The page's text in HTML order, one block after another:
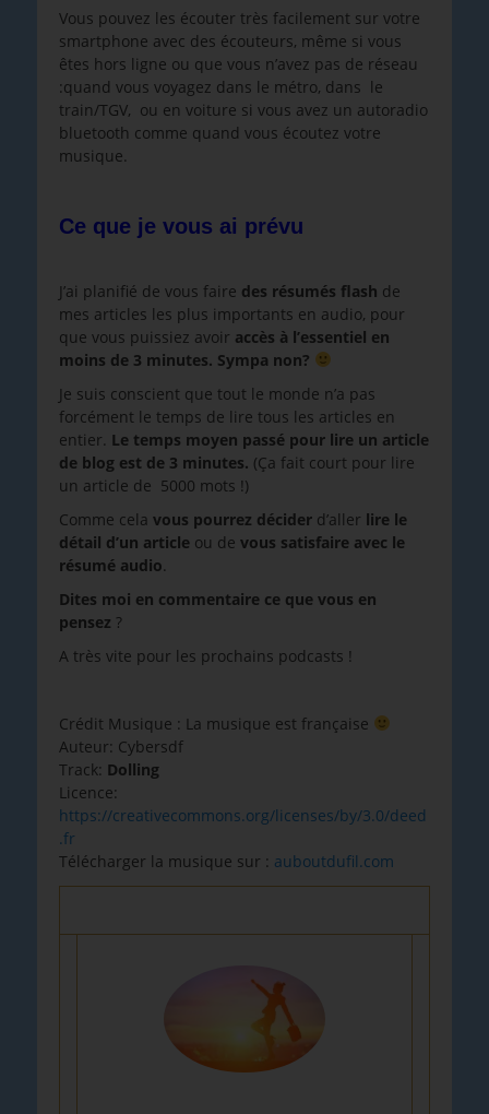
Vous pouvez les écouter très facilement sur votre
smartphone avec des écouteurs, même si vous
êtes hors ligne ou que vous n’avez pas de réseau
:quand vous voyagez dans le métro, dans le
train/TGV, ou en voiture si vous avez un autoradio
bluetooth comme quand vous écoutez votre
musique.
Ce que je vous ai prévu
J’ai planifié de vous faire des résumés flash de
mes articles les plus importants en audio, pour
que vous puissiez avoir accès à l’essentiel en
moins de 3 minutes. Sympa non?
Je suis conscient que tout le monde n’a pas
forcément le temps de lire tous les articles en
entier. Le temps moyen passé pour lire un article
de blog est de 3 minutes. (Ça fait court pour lire
un article de 5000 mots !)
Comme cela vous pourrez décider d’aller lire le
détail d’un article ou de vous satisfaire avec le
résumé audio.
Dites moi en commentaire ce que vous en
pensez ?
A très vite pour les prochains podcasts !
Crédit Musique : La musique est française
Auteur: Cybersdf
Track: Dolling
Licence:
https://creativecommons.org/licenses/by/3.0/deed
.fr
Télécharger la musique sur : auboutdufil.com